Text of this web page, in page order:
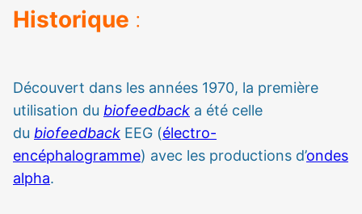
Historique :
Découvert dans les années 1970, la première
utilisation du biofeedback a été celle
du biofeedback EEG (électro-
encéphalogramme) avec les productions d’ondes
alpha.